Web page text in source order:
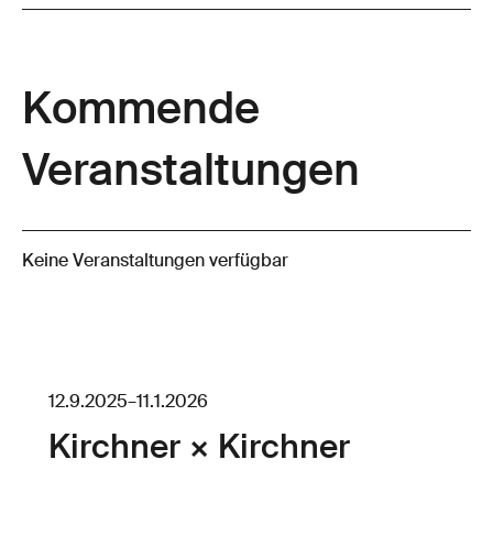
Kommende
Veranstaltungen
Keine Veranstaltungen verfügbar
12.9.2025–11.1.2026
Kirchner × Kirchner